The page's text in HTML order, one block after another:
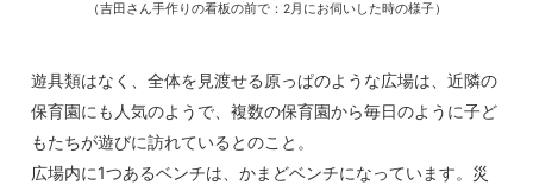
（吉田さん手作りの看板の前で：2月にお伺いした時の様子）
遊具類はなく、全体を見渡せる原っぱのような広場は、近隣の
保育園にも人気のようで、複数の保育園から毎日のように子ど
もたちが遊びに訪れているとのこと。
広場内に1つあるベンチは、かまどベンチになっています。災